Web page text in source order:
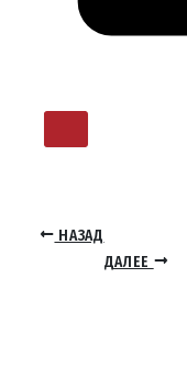
НАЗАД
ДАЛЕЕ